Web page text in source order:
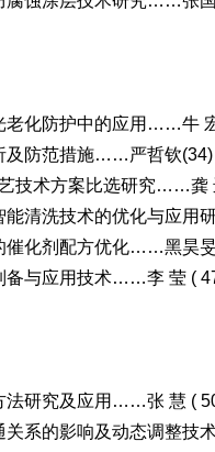
老化防护中的应用……牛
及防范措施……严哲钦(34)
技术方案比选研究……龚
能清洗技术的优化与应
催化剂配方优化……黑昊
备与应用技术……李 莹 (
法研究及应用……张 慧 (
关系的影响及动态调整